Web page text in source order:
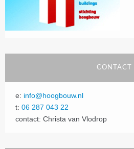
CONTACT
e: info@hoogbouw.nl
t: 06 287 043 22
contact: Christa van Vlodrop